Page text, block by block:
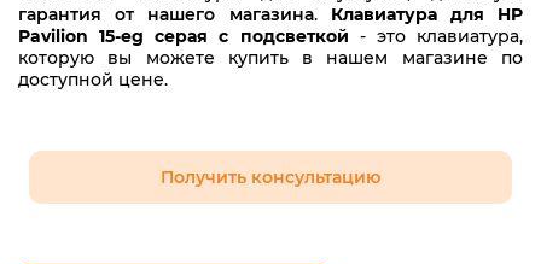
HP Pavilion 15-eg0065ur
HP Pavilion 15-eg0066ur
HP Pavilion 15-eg0075ur
HP Pavilion 15-eg0081ur
гарантия от нашего магазина. Клавиатура для HP
Pavilion 15-eg серая с подсветкой - это клавиатура,
которую вы можете купить в нашем магазине по
доступной цене.
Получить консультацию